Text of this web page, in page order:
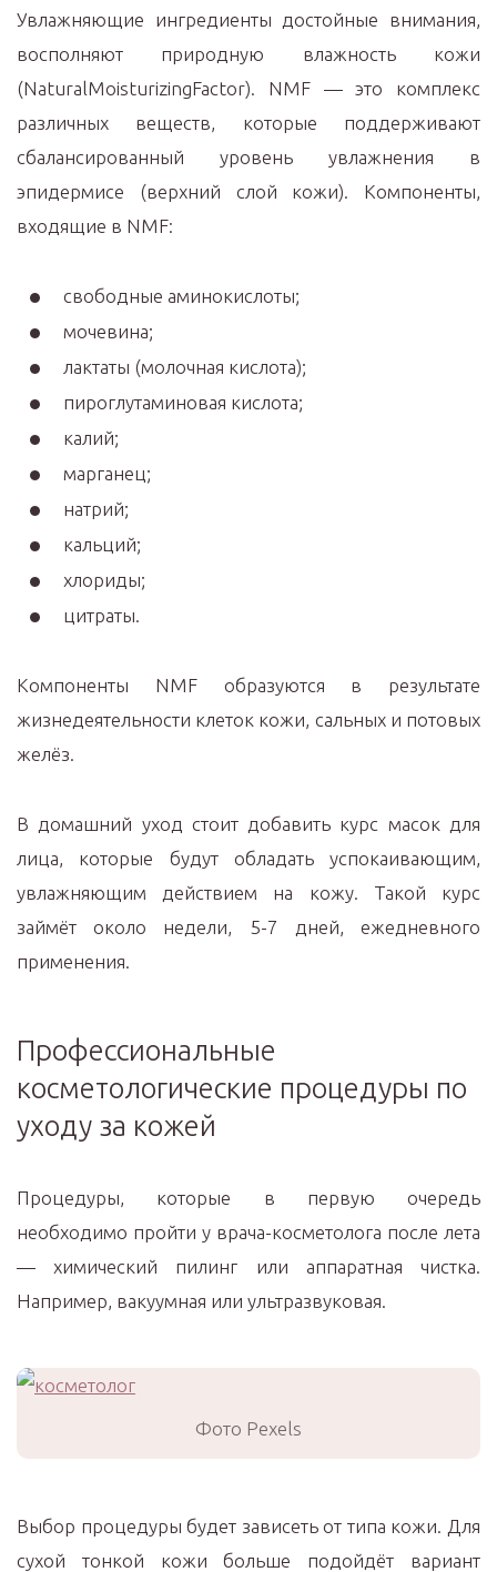
Увлажняющие ингредиенты достойные внимания,
восполняют природную влажность кожи
(NaturalMoisturizingFactor). NMF — это комплекс
различных веществ, которые поддерживают
сбалансированный уровень увлажнения в
эпидермисе (верхний слой кожи). Компоненты,
входящие в NMF:
свободные аминокислоты;
мочевина;
лактаты (молочная кислота);
пироглутаминовая кислота;
калий;
марганец;
натрий;
кальций;
хлориды;
цитраты.
Компоненты NMF образуются в результате
жизнедеятельности клеток кожи, сальных и потовых
желёз.
В домашний уход стоит добавить курс масок для
лица, которые будут обладать успокаивающим,
увлажняющим действием на кожу. Такой курс
займёт около недели, 5-7 дней, ежедневного
применения.
Профессиональные
косметологические процедуры по
уходу за кожей
Процедуры, которые в первую очередь
необходимо пройти у врача-косметолога после лета
— химический пилинг или аппаратная чистка.
Например, вакуумная или ультразвуковая.
Фото Pexels
Выбор процедуры будет зависеть от типа кожи. Для
сухой тонкой кожи больше подойдёт вариант